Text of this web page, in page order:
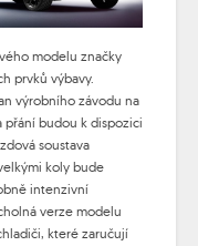
modelu značky
prvků výbavy.
výrobního závodu na
přání budou k dispozici
soustava
koly bude
intenzivní
verze modelu
které zaručují